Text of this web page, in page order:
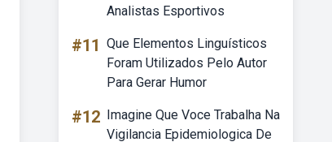
Analistas Esportivos
#11 Que Elementos Linguísticos
Foram Utilizados Pelo Autor
Para Gerar Humor
#12 Imagine Que Voce Trabalha Na
Vigilancia Epidemiologica De